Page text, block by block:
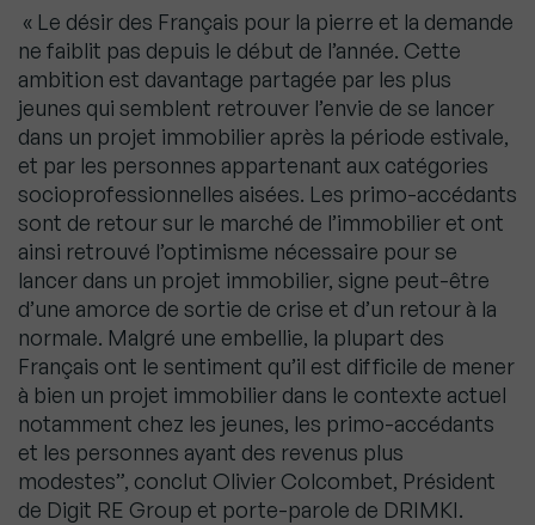
« Le désir des Français pour la pierre et la demande
ne faiblit pas depuis le début de l’année. Cette
ambition est davantage partagée par les plus
jeunes qui semblent retrouver l’envie de se lancer
dans un projet immobilier après la période estivale,
et par les personnes appartenant aux catégories
socioprofessionnelles aisées. Les primo-accédants
sont de retour sur le marché de l’immobilier et ont
ainsi retrouvé l’optimisme nécessaire pour se
lancer dans un projet immobilier, signe peut-être
d’une amorce de sortie de crise et d’un retour à la
normale. Malgré une embellie, la plupart des
Français ont le sentiment qu’il est difficile de mener
à bien un projet immobilier dans le contexte actuel
notamment chez les jeunes, les primo-accédants
et les personnes ayant des revenus plus
modestes”, conclut Olivier Colcombet, Président
de Digit RE Group et porte-parole de DRIMKI.